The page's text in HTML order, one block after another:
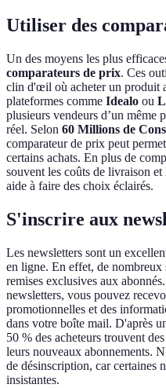
Utiliser des
Un des moyens les plus
comparateurs de prix. Ces
clin d'œil où acheter un produit
plateformes comme Idealo ou
plusieurs vendeurs d’un même
réel. Selon 60 Millions de
comparateur de prix peut
certains achats. En plus de
souvent les coûts de livraison
aide à faire des choix éclairés.
S'inscrire aux
Les newsletters sont un
en ligne. En effet, de nombreux
remises exclusives aux
newsletters, vous pouvez
promotionnelles et des
dans votre boîte mail. D'après
50 % des acheteurs trouvent
leurs nouveaux abonnements.
de désinscription, car certaines
insistantes.